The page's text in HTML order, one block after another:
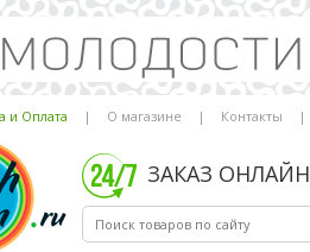
и Оплата | О магазине | Контакты |
ЗАКАЗ ОНЛАЙН